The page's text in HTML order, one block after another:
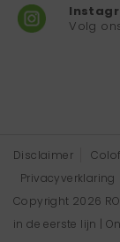
Volg
Disclaimer
Privacyverklaring
Copyright 2026
in de eerste lijn |